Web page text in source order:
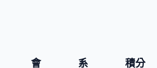
會
系
積分